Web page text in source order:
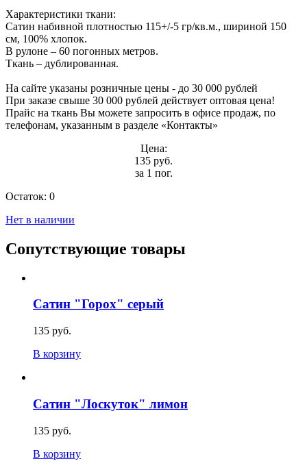
Характеристики ткани:
Сатин набивной плотностью 115+/-5 гр/кв.м., шириной 150
см, 100% хлопок.
В рулоне – 60 погонных метров.
Ткань – дублированная.
На сайте указаны розничные цены - до 30 000 рублей
При заказе свыше 30 000 рублей действует оптовая цена!
Прайс на ткань Вы можете запросить в офисе продаж, по
телефонам, указанным в разделе «Контакты»
Цена:
135 руб.
за 1 пог.
Остаток: 0
Нет в наличии
Сопутствующие товары
Сатин "Горох" серый
135 руб.
В корзину
Сатин "Лоскуток" лимон
135 руб.
В корзину